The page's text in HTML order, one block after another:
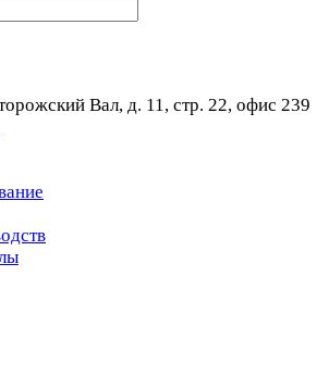
Вал, д. 11, стр. 22, офис 239